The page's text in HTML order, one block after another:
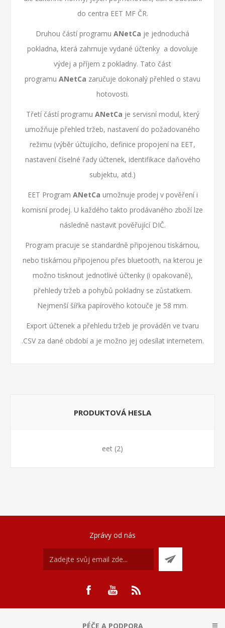
do centra EET MF ČR.
Druhou částí programu ANetCa je jednoduchá
pokladna, která zahrnuje vydané účtenky a dovoluje
výdej a příjem z pokladny. Tato část
programu ANetCa zaručuje dokonalý přehled o stavu
hotovosti.
Třetí částí programu ANetCa je servisní modul, který
umožňuje přehled tržeb, nastavení do požadovaného
režimu (výběr účtujícího, definice propojení na EET,
nastavení číselné řady účtenek, identifikace daňového
subjektu, atd.)
EET Program ANetCa umožnuje prodej v pověření i
komisní prodej. U každého takto prodávaného zboží lze
následně nastavit pověřující DIČ.
Program pracuje se standardně připojenou tiskárnou,
nebo tiskárnou připojenou přes bluetooth, na kterou je
možno tisknout jednotlivé účtenky (i opakovaně),
přehledy tržeb a pohybů pokladny se zůstatkem.
Nejmenší šířka papírového kotouče je 58 mm.
Export účtenek a přehledu tržeb je prováděn ve tvaru
.CSV za dané období a je možno jej odesílat internetem.
PRODUKTOVÁ HESLA
eet (2)
Zprávy od nás
PÉČE A PODPORA